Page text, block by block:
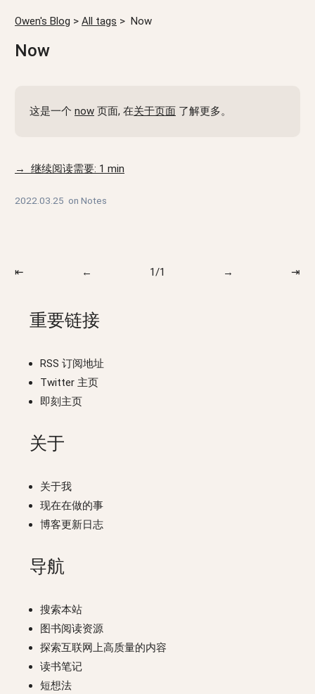
Owen's Blog > All tags > Now
Now
这是一个 now 页面, 在关于页面 了解更多。
→ 继续阅读需要: 1 min
2022.03.25 on Notes
⇤ ← 1/1 → ⇥
重要链接
RSS 订阅地址
Twitter 主页
即刻主页
关于
关于我
现在在做的事
博客更新日志
导航
搜索本站
图书阅读资源
探索互联网上高质量的内容
读书笔记
短想法